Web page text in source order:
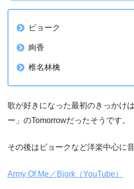
ビョーク
絢香
椎名林檎
歌が好きになった最初のきっかけ
ー」のTomorrowだったそうです。
その後はビョークなど洋楽中心に
Army Of Me／Bjork（YouTube）